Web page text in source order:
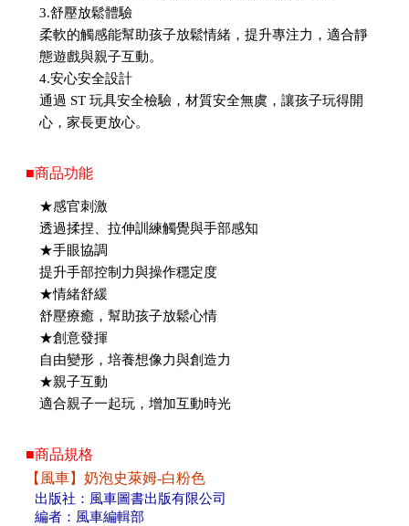
3.舒壓放鬆體驗
柔軟的觸感能幫助孩子放鬆情緒，提升專注力，適合靜
態遊戲與親子互動。
4.安心安全設計
通過 ST 玩具安全檢驗，材質安全無虞，讓孩子玩得開
心，家長更放心。
■商品功能
★感官刺激
透過揉捏、拉伸訓練觸覺與手部感知
★手眼協調
提升手部控制力與操作穩定度
★情緒舒緩
舒壓療癒，幫助孩子放鬆心情
★創意發揮
自由變形，培養想像力與創造力
★親子互動
適合親子一起玩，增加互動時光
■商品規格
【風車】奶泡史萊姆-白粉色
出版社：風車圖書出版有限公司
編者：風車編輯部